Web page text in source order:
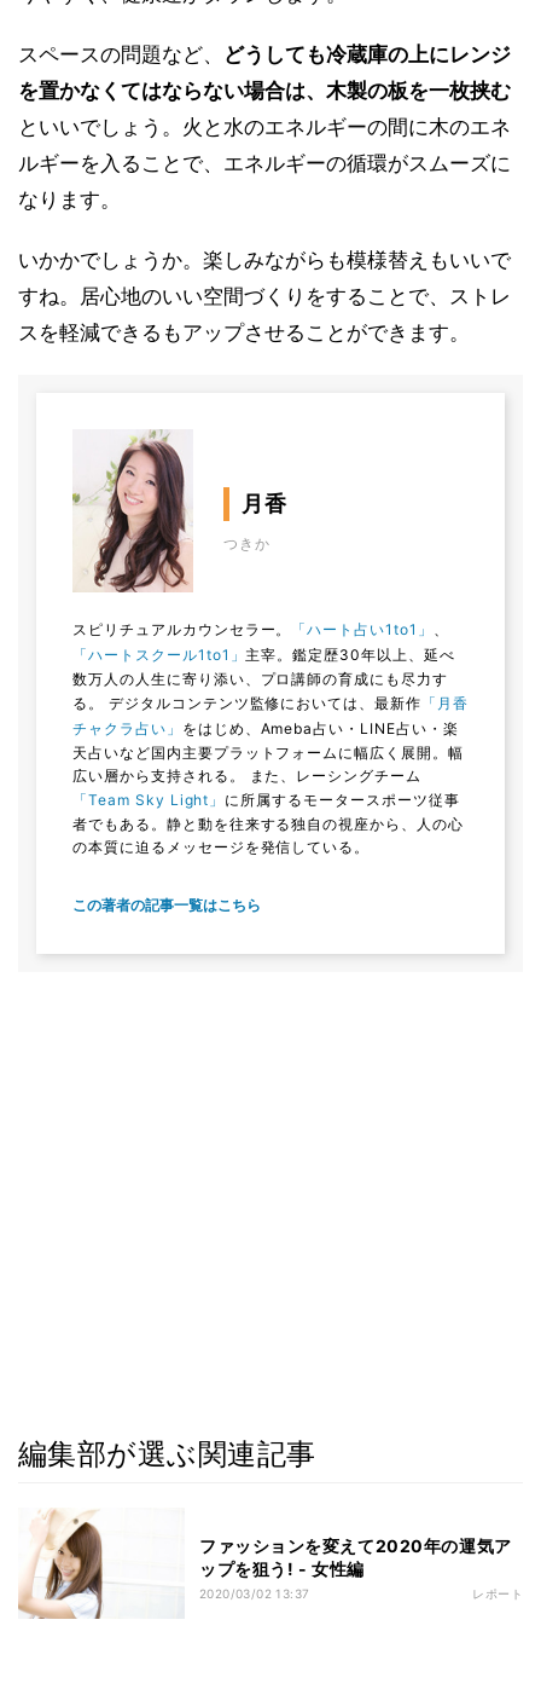
スペースの問題など、 どうしても冷蔵庫の上にレンジ
を置かなくてはならない場合は、木製の板を一枚挟む
といいでしょう。火と水のエネルギーの間に木のエネ
ルギーを入ることで、エネルギーの循環がスムーズに
なります。
いかかでしょうか。楽しみながらも模様替えもいいで
すね。居心地のいい空間づくりをすることで、ストレ
スを軽減できるもアップさせることができます。
月香
つきか
スピリチュアルカウンセラー。 「ハート占い1to1」 、
「ハートスクール1to1」 主宰。鑑定歴30年以上、延べ
数万人の人生に寄り添い、プロ講師の育成にも尽力す
る。 デジタルコンテンツ監修においては、最新作 「月香
チャクラ占い」 をはじめ、Ameba占い・LINE占い・楽
天占いなど国内主要プラットフォームに幅広く展開。幅
広い層から支持される。 また、レーシングチーム
「Team Sky Light」 に所属するモータースポーツ従事
者でもある。静と動を往来する独自の視座から、人の心
の本質に迫るメッセージを発信している。
この著者の記事一覧はこちら
編集部が選ぶ関連記事
ファッションを変えて2020年の運気ア
ップを狙う! - 女性編
2020/03/02 13:37 レポート